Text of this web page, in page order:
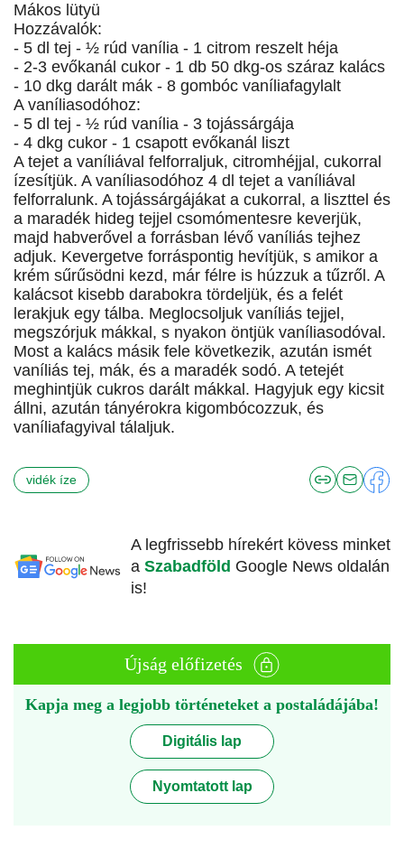
Mákos lütyü
Hozzávalók:
- 5 dl tej - ½ rúd vanília - 1 citrom reszelt héja
- 2-3 evőkanál cukor - 1 db 50 dkg-os száraz kalács
- 10 dkg darált mák - 8 gombóc vaníliafagylalt
A vaníliasodóhoz:
- 5 dl tej - ½ rúd vanília - 3 tojássárgája
- 4 dkg cukor - 1 csapott evőkanál liszt
A tejet a vaníliával felforraljuk, citromhéjjal, cukorral
ízesítjük. A vaníliasodóhoz 4 dl tejet a vaníliával
felforralunk. A tojássárgájákat a cukorral, a liszttel és
a maradék hideg tejjel csomómentesre keverjük,
majd habverővel a forrásban lévő vaníliás tejhez
adjuk. Kevergetve forráspontig hevítjük, s amikor a
krém sűrűsödni kezd, már félre is húzzuk a tűzről. A
kalácsot kisebb darabokra tördeljük, és a felét
lerakjuk egy tálba. Meglocsoljuk vaníliás tejjel,
megszórjuk mákkal, s nyakon öntjük vaníliasodóval.
Most a kalács másik fele következik, azután ismét
vaníliás tej, mák, és a maradék sodó. A tetejét
meghintjük cukros darált mákkal. Hagyjuk egy kicsit
állni, azután tányérokra kigombócozzuk, és
vaníliafagyival tálaljuk.
vidék íze
A legfrissebb hírekért kövess minket
a Szabadföld Google News oldalán
is!
Újság előfizetés
Kapja meg a legjobb történeteket a postaládájába!
Digitális lap
Nyomtatott lap